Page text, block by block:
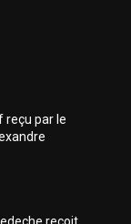
reçu par le
reçoit